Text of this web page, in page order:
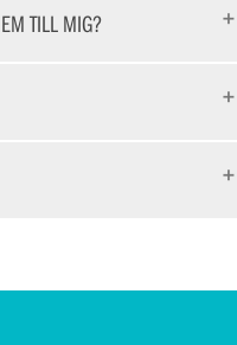
TILL MIG?